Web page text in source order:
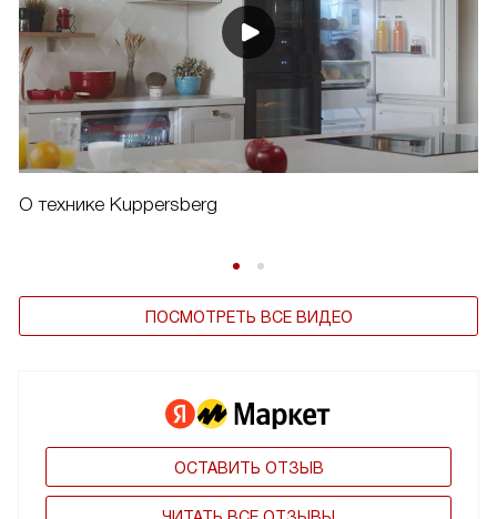
О технике Kuppersberg
ПОСМОТРЕТЬ ВСЕ ВИДЕО
ОСТАВИТЬ ОТЗЫВ